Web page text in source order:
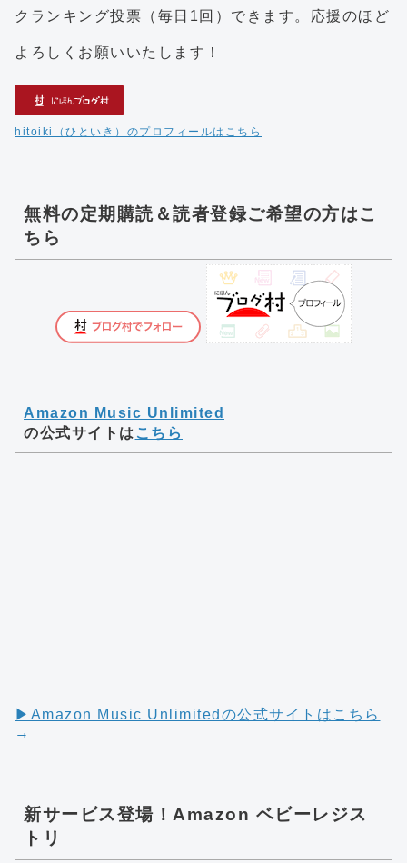
クランキング投票（毎日1回）できます。応援のほど
よろしくお願いいたします！
hitoiki（ひといき）のプロフィールはこちら
無料の定期購読＆読者登録ご希望の方はこ
ちら
Amazon Music Unlimited
の公式サイトは こちら
▶︎Amazon Music Unlimitedの公式サイトはこちら
→
新サービス登場！Amazon ベビーレジス
トリ